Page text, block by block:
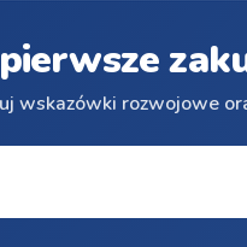
wskazówki rozwojowe